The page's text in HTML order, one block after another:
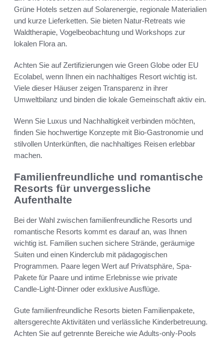
Grüne Hotels setzen auf Solarenergie, regionale Materialien
und kurze Lieferketten. Sie bieten Natur-Retreats wie
Waldtherapie, Vogelbeobachtung und Workshops zur
lokalen Flora an.
Achten Sie auf Zertifizierungen wie Green Globe oder EU
Ecolabel, wenn Ihnen ein nachhaltiges Resort wichtig ist.
Viele dieser Häuser zeigen Transparenz in ihrer
Umweltbilanz und binden die lokale Gemeinschaft aktiv ein.
Wenn Sie Luxus und Nachhaltigkeit verbinden möchten,
finden Sie hochwertige Konzepte mit Bio-Gastronomie und
stilvollen Unterkünften, die nachhaltiges Reisen erlebbar
machen.
Familienfreundliche und romantische
Resorts für unvergessliche
Aufenthalte
Bei der Wahl zwischen familienfreundliche Resorts und
romantische Resorts kommt es darauf an, was Ihnen
wichtig ist. Familien suchen sichere Strände, geräumige
Suiten und einen Kinderclub mit pädagogischen
Programmen. Paare legen Wert auf Privatsphäre, Spa-
Pakete für Paare und intime Erlebnisse wie private
Candle‑Light‑Dinner oder exklusive Ausflüge.
Gute familienfreundliche Resorts bieten Familienpakete,
altersgerechte Aktivitäten und verlässliche Kinderbetreuung.
Achten Sie auf getrennte Bereiche wie Adults‑only‑Pools